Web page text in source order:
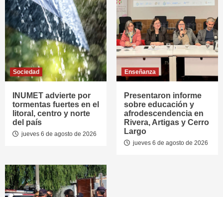
Sociedad
INUMET advierte por
tormentas fuertes en el
litoral, centro y norte
del país
jueves 6 de agosto de 2026
Enseñanza
Presentaron informe
sobre educación y
afrodescendencia en
Rivera, Artigas y Cerro
Largo
jueves 6 de agosto de 2026